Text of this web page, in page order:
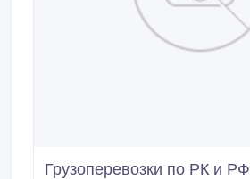
Грузоперевозки по РК и РФ